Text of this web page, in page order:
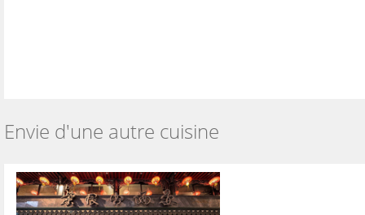
Envie d'une autre cuisine